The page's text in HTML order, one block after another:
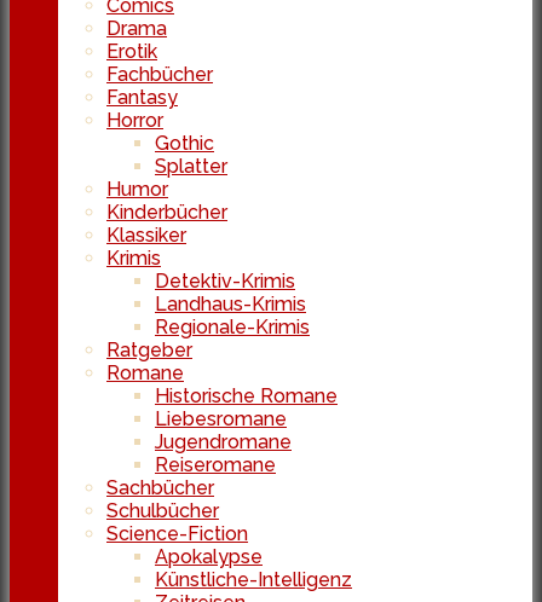
Comics
Drama
Erotik
Fachbücher
Fantasy
Horror
Gothic
Splatter
Humor
Kinderbücher
Klassiker
Krimis
Detektiv-Krimis
Landhaus-Krimis
Regionale-Krimis
Ratgeber
Romane
Historische Romane
Liebesromane
Jugendromane
Reiseromane
Sachbücher
Schulbücher
Science-Fiction
Apokalypse
Künstliche-Intelligenz